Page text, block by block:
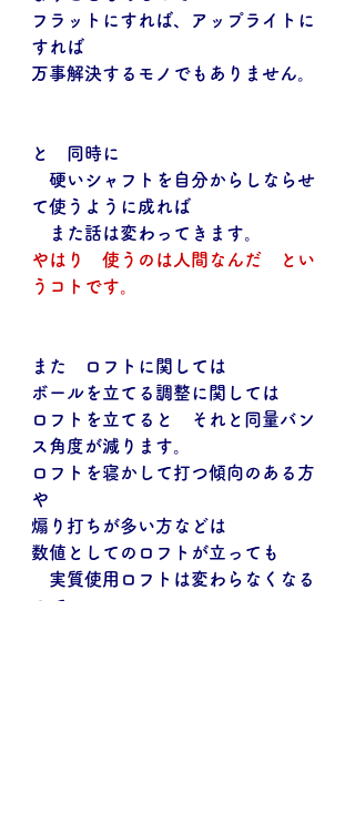
フラットにすれば、アップライトに
すれば
万事解決するモノでもありません。
と　同時に
硬いシャフトを自分からしならせ
て使うように成れば
また話は変わってきます。
やはり　使うのは人間なんだ　とい
うコトです。
また　ロフトに関しては
ボールを立てる調整に関しては
ロフトを立てると　それと同量バン
ス角度が減ります。
ロフトを寝かして打つ傾向のある方
や
煽り打ちが多い方などは
数値としてのロフトが立っても
実質使用ロフトは変わらなくなる
ので